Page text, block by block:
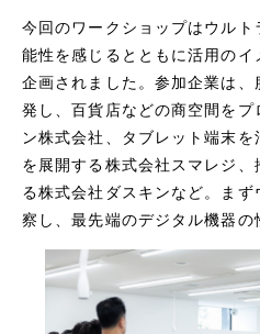
今回のワークショップはウル
能性を感じるとともに活用のイ
企画されました。参加企業は
発し、百貨店などの商空間を
ン株式会社、タブレット端末
を展開する株式会社スマレジ
る株式会社ダスキンなど。ま
察し、最先端のデジタル機器の